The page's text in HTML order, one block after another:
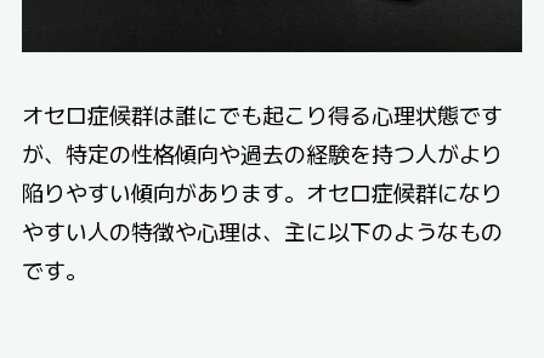
オセロ症候群は誰にでも起こり得る心理状態です
が、特定の性格傾向や過去の経験を持つ人がより
陥りやすい傾向があります。オセロ症候群になり
やすい人の特徴や心理は、主に以下のようなもの
です。